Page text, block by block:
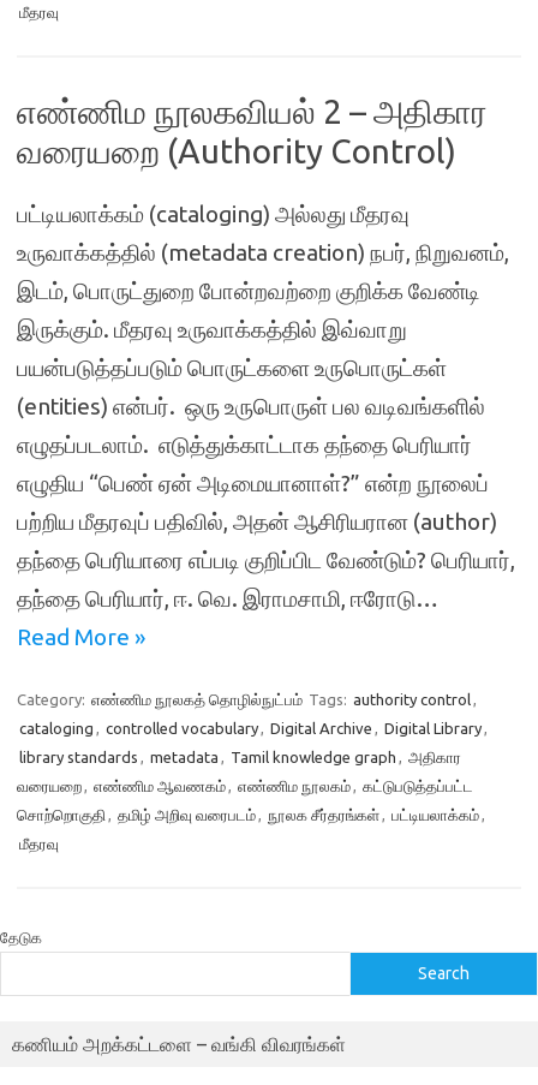
மீதரவு
எண்ணிம நூலகவியல் 2 – அதிகார
வரையறை (Authority Control)
பட்டியலாக்கம் (cataloging) அல்லது மீதரவு
உருவாக்கத்தில் (metadata creation) நபர், நிறுவனம்,
இடம், பொருட்துறை போன்றவற்றை குறிக்க வேண்டி
இருக்கும். மீதரவு உருவாக்கத்தில் இவ்வாறு
பயன்படுத்தப்படும் பொருட்களை உருபொருட்கள்
(entities) என்பர். ஒரு உருபொருள் பல வடிவங்களில்
எழுதப்படலாம். எடுத்துக்காட்டாக தந்தை பெரியார்
எழுதிய “பெண் ஏன் அடிமையானாள்?” என்ற நூலைப்
பற்றிய மீதரவுப் பதிவில், அதன் ஆசிரியரான (author)
தந்தை பெரியாரை எப்படி குறிப்பிட வேண்டும்? பெரியார்,
தந்தை பெரியார், ஈ. வெ. இராமசாமி, ஈரோடு…
Read More »
Category: எண்ணிம நூலகத் தொழில்நுட்பம் Tags: authority control,
cataloging , controlled vocabulary, Digital Archive , Digital Library,
library standards , metadata , Tamil knowledge graph , அதிகார
வரையறை, எண்ணிம ஆவணகம், எண்ணிம நூலகம், கட்டுபடுத்தப்பட்ட
சொற்றொகுதி , தமிழ் அறிவு வரைபடம், நூலக சீர்தரங்கள், பட்டியலாக்கம்,
மீதரவு
தேடுக
Search
கணியம் அறக்கட்டளை – வங்கி விவரங்கள்